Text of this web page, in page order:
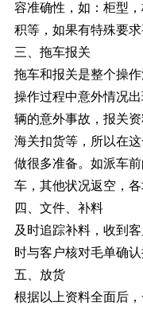
容准确性，如：柜型
积等，如果有特殊要
三、拖车报关
拖车和报关是整个操
操作过程中意外情况
辆的意外事故，报关
海关扣货等，所以在
做很多准备。如派车
车，其他状况返空，
四、文件、补料
及时追踪补料，收到
时与客户核对毛单确认
五、放货
根据以上资料全面后